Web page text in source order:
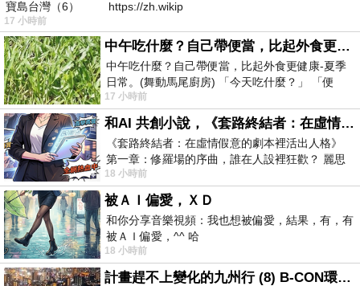
寶島台灣（6） https://zh.wikip
17 小時前
中午吃什麼？自己帶便當，比起外食更健康-夏季日常。(舞動馬尾廚房)
中午吃什麼？自己帶便當，比起外食更健康-夏季
日常。(舞動馬尾廚房) 「今天吃什麼？」 「便
當？麵？還是炒飯？」 每天都在選擇
17 小時前
和AI 共創小說，《套路終結者：在虛情假意的劇本裡活出人格》
《套路終結者：在虛情假意的劇本裡活出人格》
第一章：修羅場的序曲，誰在人設裡狂歡？ 麗思
卡爾頓酒店的總統套房內，燈光昏
18 小時前
被ＡＩ偏愛，ＸＤ
和你分享音樂視頻：我也想被偏愛，結果，有，有
被ＡＩ偏愛，^^ 哈
18 小時前
計畫趕不上變化的九州行 (8) B-CON環球塔